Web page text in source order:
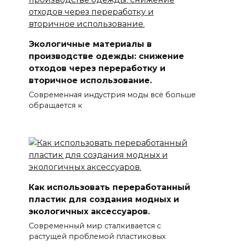
Экологичные материалы в
производстве одежды: снижение
отходов через переработку и
вторичное использование.
Современная индустрия моды всё больше
обращается к
Как использовать переработанный
пластик для создания модных и
экологичных аксессуаров.
Современный мир сталкивается с
растущей проблемой пластиковых